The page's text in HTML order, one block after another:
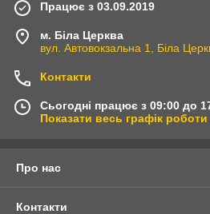
Працює з 03.09.2019
м. Біла Церква
вул. Автовокзальна 1, Біла
Контакти
Сьогодні працює з 09:00 до
Показати весь графік роботи
Про нас
Контакти